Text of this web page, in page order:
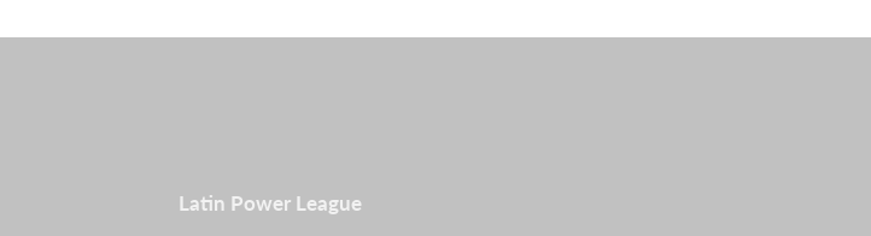
Latin Power League